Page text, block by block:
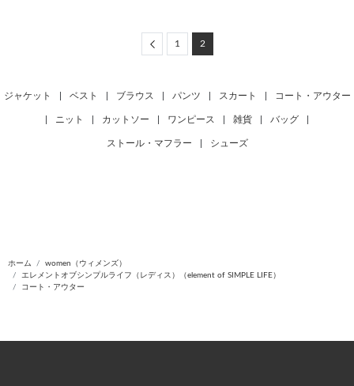
Previous
1 2
ジャケット ベスト ブラウス パンツ スカート コート・アウター
ニット カットソー ワンピース 雑貨 バッグ
ストール・マフラー シューズ
ホーム
women（ウィメンズ）
エレメントオブシンプルライフ（レディス）（element of SIMPLE LIFE）
コート・アウター